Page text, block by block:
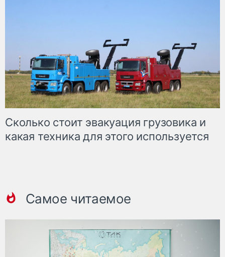
Сколько стоит эвакуация грузовика и
какая техника для этого используется
Самое читаемое